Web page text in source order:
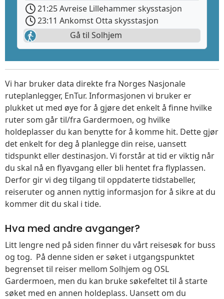
21:25 Avreise Lillehammer skysstasjon
23:11 Ankomst Otta skysstasjon
Gå til Solhjem
Vi har bruker data direkte fra Norges Nasjonale
ruteplanlegger, EnTur. Informasjonen vi bruker er
plukket ut med øye for å gjøre det enkelt å finne hvilke
ruter som går til/fra Gardermoen, og hvilke
holdeplasser du kan benytte for å komme hit. Dette gjør
det enkelt for deg å planlegge din reise, uansett
tidspunkt eller destinasjon. Vi forstår at tid er viktig når
du skal nå en flyavgang eller bli hentet fra flyplassen.
Derfor gir vi deg tilgang til oppdaterte tidstabeller,
reiseruter og annen nyttig informasjon for å sikre at du
kommer dit du skal i tide.
Hva med andre avganger?
Litt lengre ned på siden finner du vårt reisesøk for buss
og tog. På denne siden er søket i utgangspunktet
begrenset til reiser mellom Solhjem og OSL
Gardermoen, men du kan bruke søkefeltet til å starte
søket med en annen holdeplass. Uansett om du